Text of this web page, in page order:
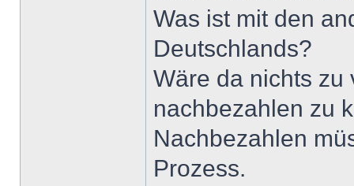
Was ist mit den
Deutschlands?
Wäre da nichts zu
nachbezahlen zu
Nachbezahlen
Prozess.